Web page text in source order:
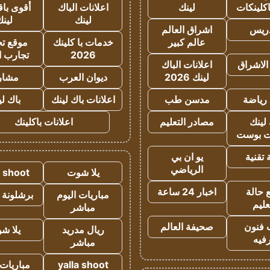
لينك
اشراق العالم
عالم كبير
اعلانات الباك
لينك 2026
رياضة
مدسن طب
لينك
بوست
مصادر التعليم
تقنية
يو ان بي
الرياضي
حالة
اخبار 24 ساعة
فنون
صحيفة العالم
اعلانات الباك
لينك
أقوى
خدمات با كلينك
2026
موقع
تجارب
ديوان العرب
اعلانات باك لينك
باك
اعلانات باكلينك
يلا شوت
shoot
مباريات اليوم
مباشر
ريال مدريد
مباشر
يلا
yalla shoot